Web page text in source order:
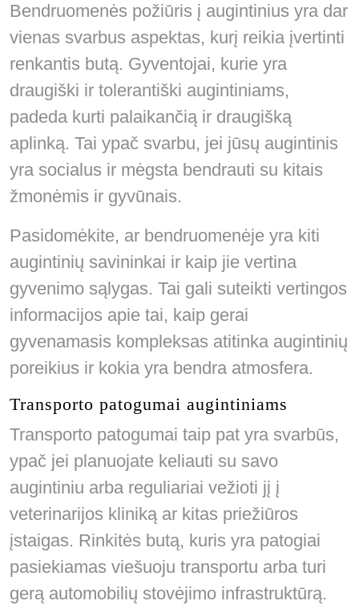
Bendruomenės požiūris į augintinius yra dar
vienas svarbus aspektas, kurį reikia įvertinti
renkantis butą. Gyventojai, kurie yra
draugiški ir tolerantiški augintiniams,
padeda kurti palaikančią ir draugišką
aplinką. Tai ypač svarbu, jei jūsų augintinis
yra socialus ir mėgsta bendrauti su kitais
žmonėmis ir gyvūnais.
Pasidomėkite, ar bendruomenėje yra kiti
augintinių savininkai ir kaip jie vertina
gyvenimo sąlygas. Tai gali suteikti vertingos
informacijos apie tai, kaip gerai
gyvenamasis kompleksas atitinka augintinių
poreikius ir kokia yra bendra atmosfera.
Transporto patogumai augintiniams
Transporto patogumai taip pat yra svarbūs,
ypač jei planuojate keliauti su savo
augintiniu arba reguliariai vežioti jį į
veterinarijos kliniką ar kitas priežiūros
įstaigas. Rinkitės butą, kuris yra patogiai
pasiekiamas viešuoju transportu arba turi
gerą automobilių stovėjimo infrastruktūrą.